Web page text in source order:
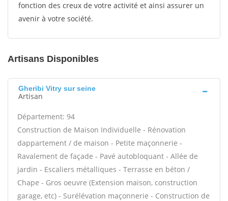
fonction des creux de votre activité et ainsi assurer un
avenir à votre société.
Artisans Disponibles
Gheribi Vitry sur seine
Artisan
Département: 94
Construction de Maison Individuelle - Rénovation
dappartement / de maison - Petite maçonnerie -
Ravalement de façade - Pavé autobloquant - Allée de
jardin - Escaliers métalliques - Terrasse en béton /
Chape - Gros oeuvre (Extension maison, construction
garage, etc) - Surélévation maçonnerie - Construction de